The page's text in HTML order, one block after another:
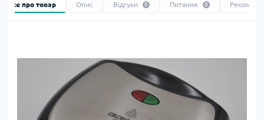
Все про товар Опис Відгуки 0 Питання 0